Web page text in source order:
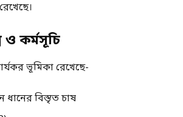
ও কর্মসূচি
ভূমিকা রেখেছে-
ধানের বিস্তৃত চাষ